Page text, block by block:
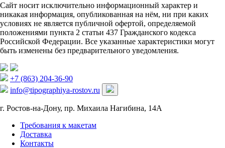
Сайт носит исключительно информационный характер и
никакая информация, опубликованная на нём, ни при каких
условиях не является публичной офертой, определяемой
положениями пункта 2 статьи 437 Гражданского кодекса
Российской Федерации. Все указанные характеристики могут
быть изменены без предварительного уведомления.
+7 (863) 204-36-90
info@tipographiya-rostov.ru
г. Ростов-на-Дону, пр. Михаила Нагибина, 14А
Требования к макетам
Доставка
Контакты